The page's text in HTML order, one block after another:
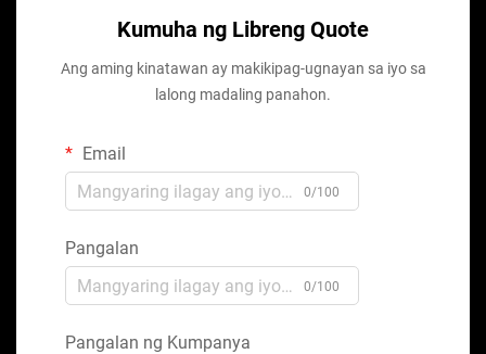
Kumuha ng Libreng Quote
Ang aming kinatawan ay makikipag-ugnayan sa iyo sa
lalong madaling panahon.
Email
0/100
Pangalan
0/100
Pangalan ng Kumpanya